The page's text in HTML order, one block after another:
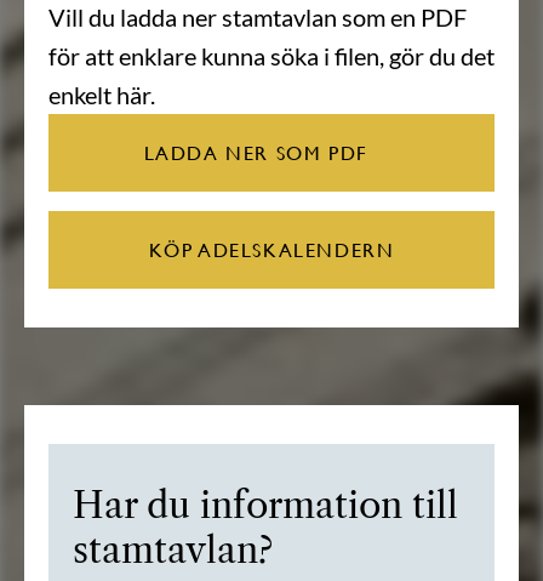
Vill du ladda ner stamtavlan som en PDF
för att enklare kunna söka i filen, gör du det
enkelt här.
LADDA NER SOM PDF
KÖP ADELSKALENDERN
Har du information till
stamtavlan?